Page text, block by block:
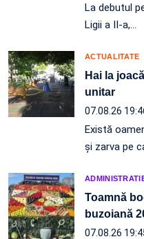
La debutul
Ligii a II-a,…
ACTUALITATE
Hai la
unitar
07.08.26
Există
și zarva pe
Toamnă
buzoiană
07.08.26